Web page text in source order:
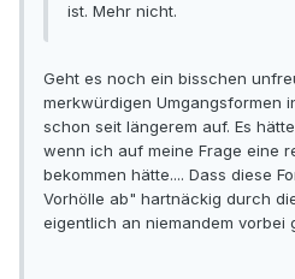
ist. Mehr nicht.
Geht es noch ein bisschen
merkwürdigen Umgangsformen
schon seit längerem auf. Es
wenn ich auf meine Frage eine
bekommen hätte.... Dass diese
Vorhölle ab" hartnäckig durch
eigentlich an niemandem vorbei